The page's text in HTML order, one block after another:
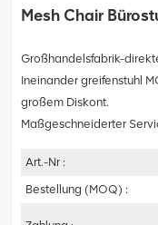
Mesh Chair
Großhandelsfabrik-
Ineinander greifenstuhl
großem Diskont.
Maßgeschneiderter
Art.-Nr :
Bestellung (MOQ) :